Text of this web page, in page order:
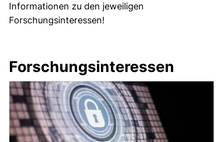
Informationen zu den jeweiligen
Forschungsinteressen!
Forschungsinteressen